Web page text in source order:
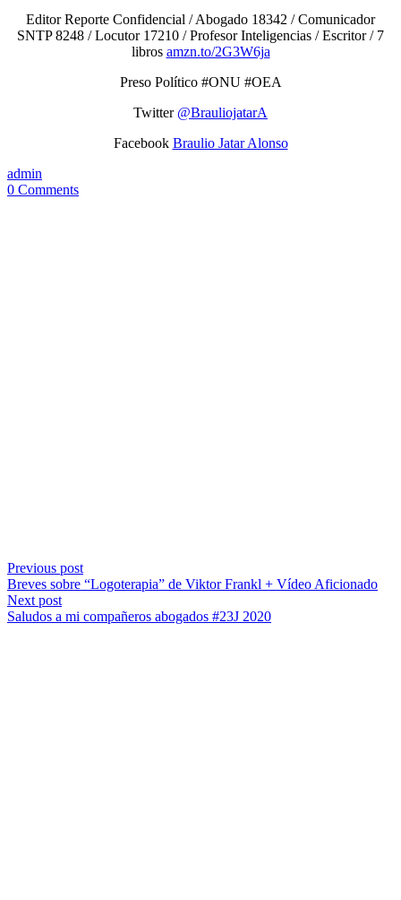
Editor Reporte Confidencial / Abogado 18342 / Comunicador
SNTP 8248 / Locutor 17210 / Profesor Inteligencias / Escritor / 7
libros amzn.to/2G3W6ja
Preso Político #ONU #OEA
Twitter @BrauliojatarA
Facebook Braulio Jatar Alonso
admin
0 Comments
Previous post
Breves sobre “Logoterapia” de Viktor Frankl + Vídeo Aficionado
Next post
Saludos a mi compañeros abogados #23J 2020